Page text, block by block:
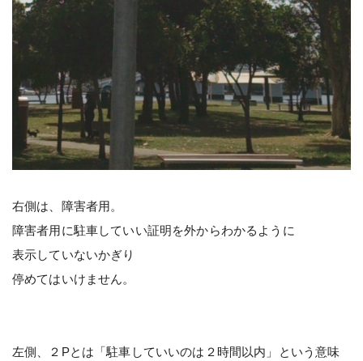
右側は、障害者用。
障害者用に駐車していい証明を外からわかるように
表示していないかぎり
停めてはいけません。
左側、２Pとは「駐車していいのは２時間以内」という意味